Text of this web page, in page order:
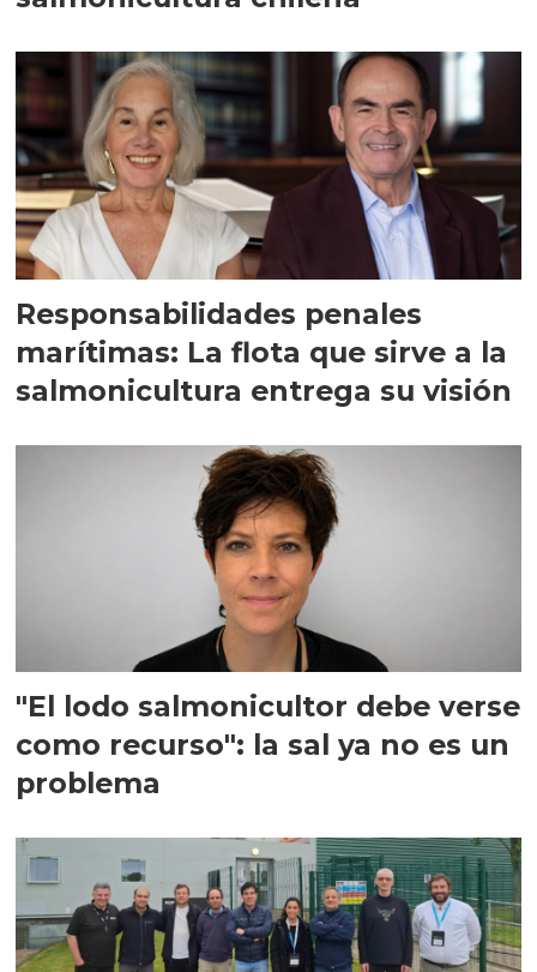
Responsabilidades penales
marítimas: La flota que sirve a la
salmonicultura entrega su visión
"El lodo salmonicultor debe verse
como recurso": la sal ya no es un
problema